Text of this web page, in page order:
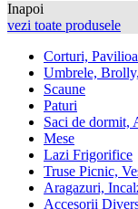
Inapoi
vezi toate produsele
Corturi,
Umbrele,
Scaune
Paturi
Saci de dormit,
Mese
Lazi Frigorifice
Truse Picnic,
Aragazuri,
Accesorii